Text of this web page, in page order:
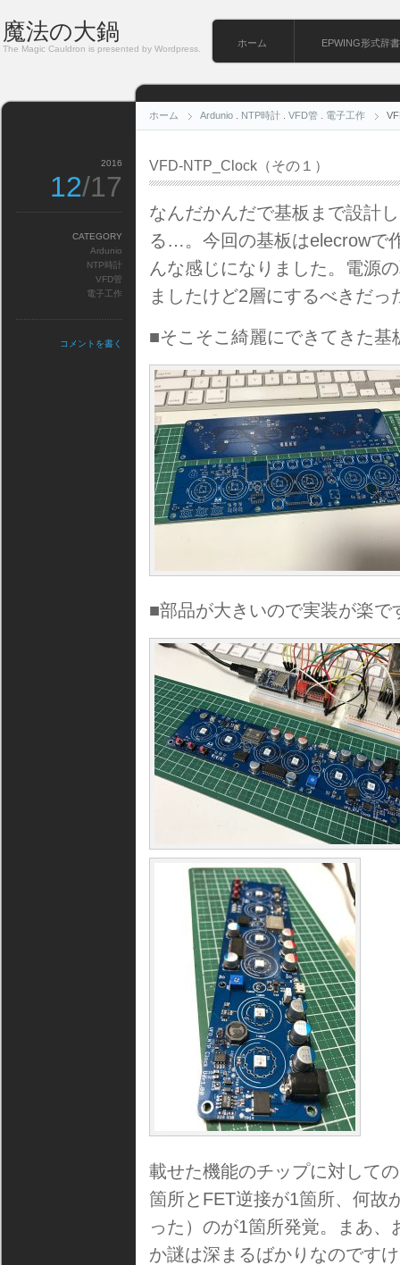
魔法の大鍋
The Magic Cauldron is presented by Wordpress.
ホーム EPWING形式辞書
ホーム Ardunio NTP時計 VFD管 電子工作
VFD-NTP_Clock（その１）
なんだかんだで基板まで設計
る…。今回の基板はelecrowで
んな感じになりました。電源
ましたけど2層にするべきだ
■そこそこ綺麗にできてきた基
■部品が大きいので実装が楽で
載せた機能のチップに対して
箇所とFET逆接が1箇所、何故
った）のが1箇所発覚。まあ
か謎は深まるばかりなのです
2016
12/17
CATEGORY
Ardunio
NTP時計
VFD管
電子工作
コメントを書く